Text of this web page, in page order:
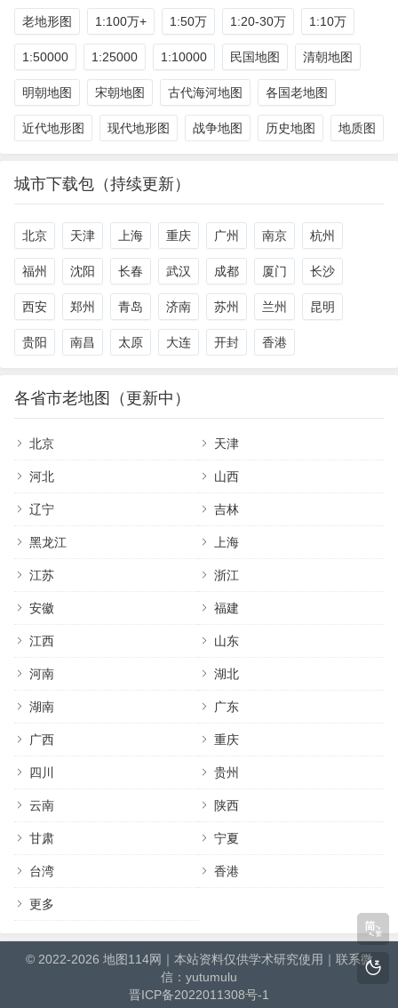
老地形图 1:100万+ 1:50万 1:20-30万 1:10万
1:50000 1:25000 1:10000 民国地图 清朝地图
明朝地图 宋朝地图 古代海河地图 各国老地图
近代地形图 现代地形图 战争地图 历史地图 地质图
城市下载包（持续更新）
北京 天津 上海 重庆 广州 南京 杭州
福州 沈阳 长春 武汉 成都 厦门 长沙
西安 郑州 青岛 济南 苏州 兰州 昆明
贵阳 南昌 太原 大连 开封 香港
各省市老地图（更新中）
北京 天津
河北 山西
辽宁 吉林
黑龙江 上海
江苏 浙江
安徽 福建
江西 山东
河南 湖北
湖南 广东
广西 重庆
四川 贵州
云南 陕西
甘肃 宁夏
台湾 香港
更多
© 2022-2026 地图114网 ｜本站资料仅供学术研究使用｜联系微
信：yutumulu
晋ICP备2022011308号-1